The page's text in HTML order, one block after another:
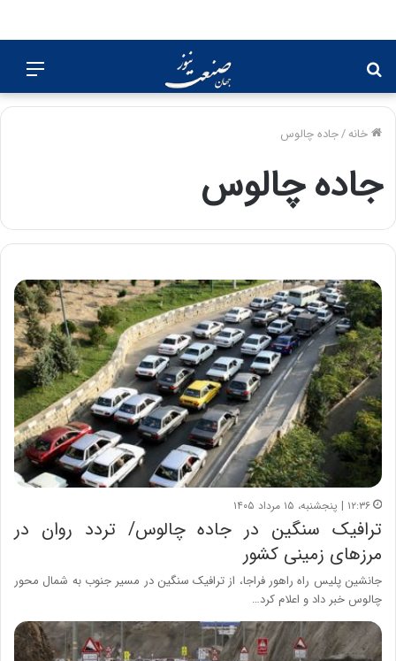
برای
خانه/جاده چالوس
جاده چالوس
۱۲:۳۶ | پنجشنبه، ۱۵ مرداد ۱۴۰۵
ترافیک سنگین در جاده چالوس/ تردد روان در
مرزهای زمینی کشور
جانشین پلیس راه راهور فراجا، از ترافیک سنگین در مسیر جنوب به شمال محور
چالوس خبر داد و اعلام کرد…